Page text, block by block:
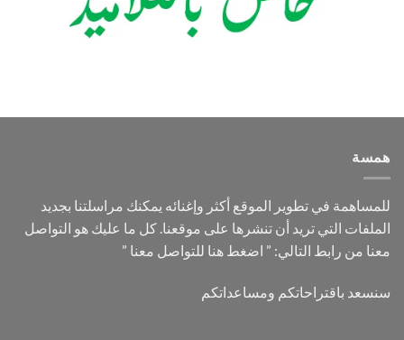
همسة
للمساهمة في تطوير الموقع أكثر وإغنائه يمكنك مراسلتنا بجديد
الملفات التي تريد أن تنشرها على موقعنا. كل ما عليك هو التواصل
معنا من رابط التالي: ” اضغط هنا للتواصل معنا ”
سنسعد باقتراحاتكم ومساعداتكم